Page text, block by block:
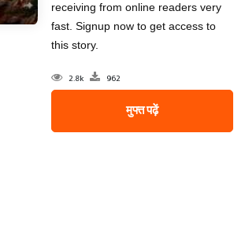
receiving from online readers very
fast. Signup now to get access to
this story.
2.8k 962
मुफ्त पढ़ें